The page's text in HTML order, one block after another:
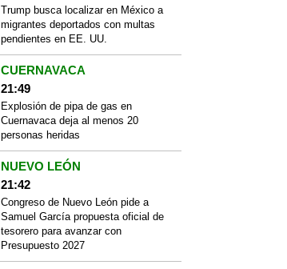
Trump busca localizar en México a
migrantes deportados con multas
pendientes en EE. UU.
CUERNAVACA
21:49
Explosión de pipa de gas en
Cuernavaca deja al menos 20
personas heridas
NUEVO LEÓN
21:42
Congreso de Nuevo León pide a
Samuel García propuesta oficial de
tesorero para avanzar con
Presupuesto 2027